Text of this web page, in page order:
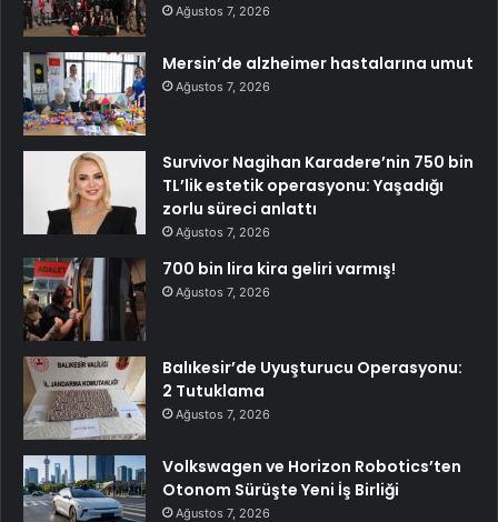
Ağustos 7, 2026
Mersin’de alzheimer hastalarına umut
Ağustos 7, 2026
Survivor Nagihan Karadere’nin 750 bin
TL’lik estetik operasyonu: Yaşadığı
zorlu süreci anlattı
Ağustos 7, 2026
700 bin lira kira geliri varmış!
Ağustos 7, 2026
Balıkesir’de Uyuşturucu Operasyonu:
2 Tutuklama
Ağustos 7, 2026
Volkswagen ve Horizon Robotics’ten
Otonom Sürüşte Yeni İş Birliği
Ağustos 7, 2026